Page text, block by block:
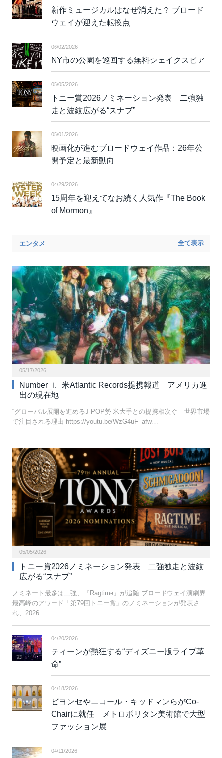
新作ミュージカルはなぜ消えた？ ブロード
ウェイが迎えた転換点
06/02/2026
NY市の公園を巡回する無料シェイクスピア
05/05/2026
トニー賞2026ノミネーション発表 二強独
走と波紋広がる“スナブ”
05/01/2026
映画化が進むブロードウェイ作品：26年公
開予定と最新動向
04/29/2026
15周年を迎えてなお続く人気作『The Book
of Mormon』
エンタメ 全て表示
05/17/2026
Number_i、米Atlantic Records提携報道 アメリカ進
出の現在地
“グローバル展開を進めるJ-POP勢 米大手との提携相次ぐ 世界市場
で注目される理由 https://youtu.be/WzG4uF_afw…
05/05/2026
トニー賞2026ノミネーション発表 二強独走と波紋
広がる“スナブ”
ノミネート最多は二強、『Ragtime』が追随 ブロードウェイ演劇界
最高峰のアワード「第79回トニー賞」のノミネーションが発表さ
れ、2026…
04/20/2026
ティーンが熱狂する“ディズニー版ライブ革
命”
04/18/2026
ビヨンセやニコール・キッドマンらがCo-
Chairに就任 メトロポリタン美術館で大型
ファッション展
04/11/2026